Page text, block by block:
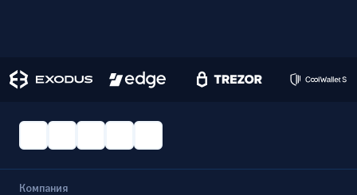
Компания